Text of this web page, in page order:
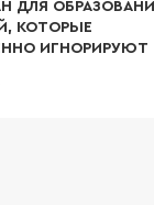
ДЛЯ
КОТОРЫЕ
ИГНОРИРУЮТ